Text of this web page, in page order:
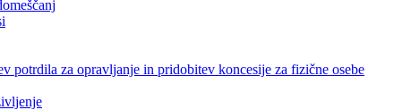
potrdila za opravljanje in pridobitev koncesije za fizične osebe